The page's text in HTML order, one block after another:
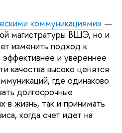
коммуникациями» —
магистратуры ВШЭ, но и
изменить подход к
и увереннее
качества высоко ценятся
где одинаково
долгосрочные
в жизнь, так и принимать
когда счет идет на